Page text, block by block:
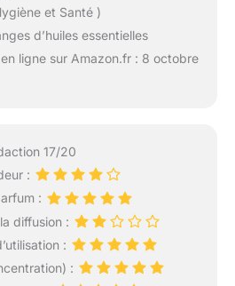
et Santé )
d’huiles essentielles
ligne sur Amazon.fr : 8 octobre
17/20
:
:
diffusion :
:
: